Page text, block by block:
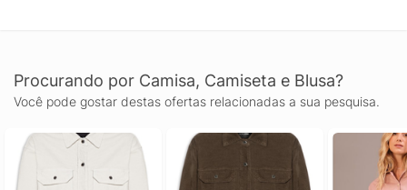
Procurando por Camisa, Camiseta e Blusa?
Você pode gostar destas ofertas relacionadas a sua pesquisa.